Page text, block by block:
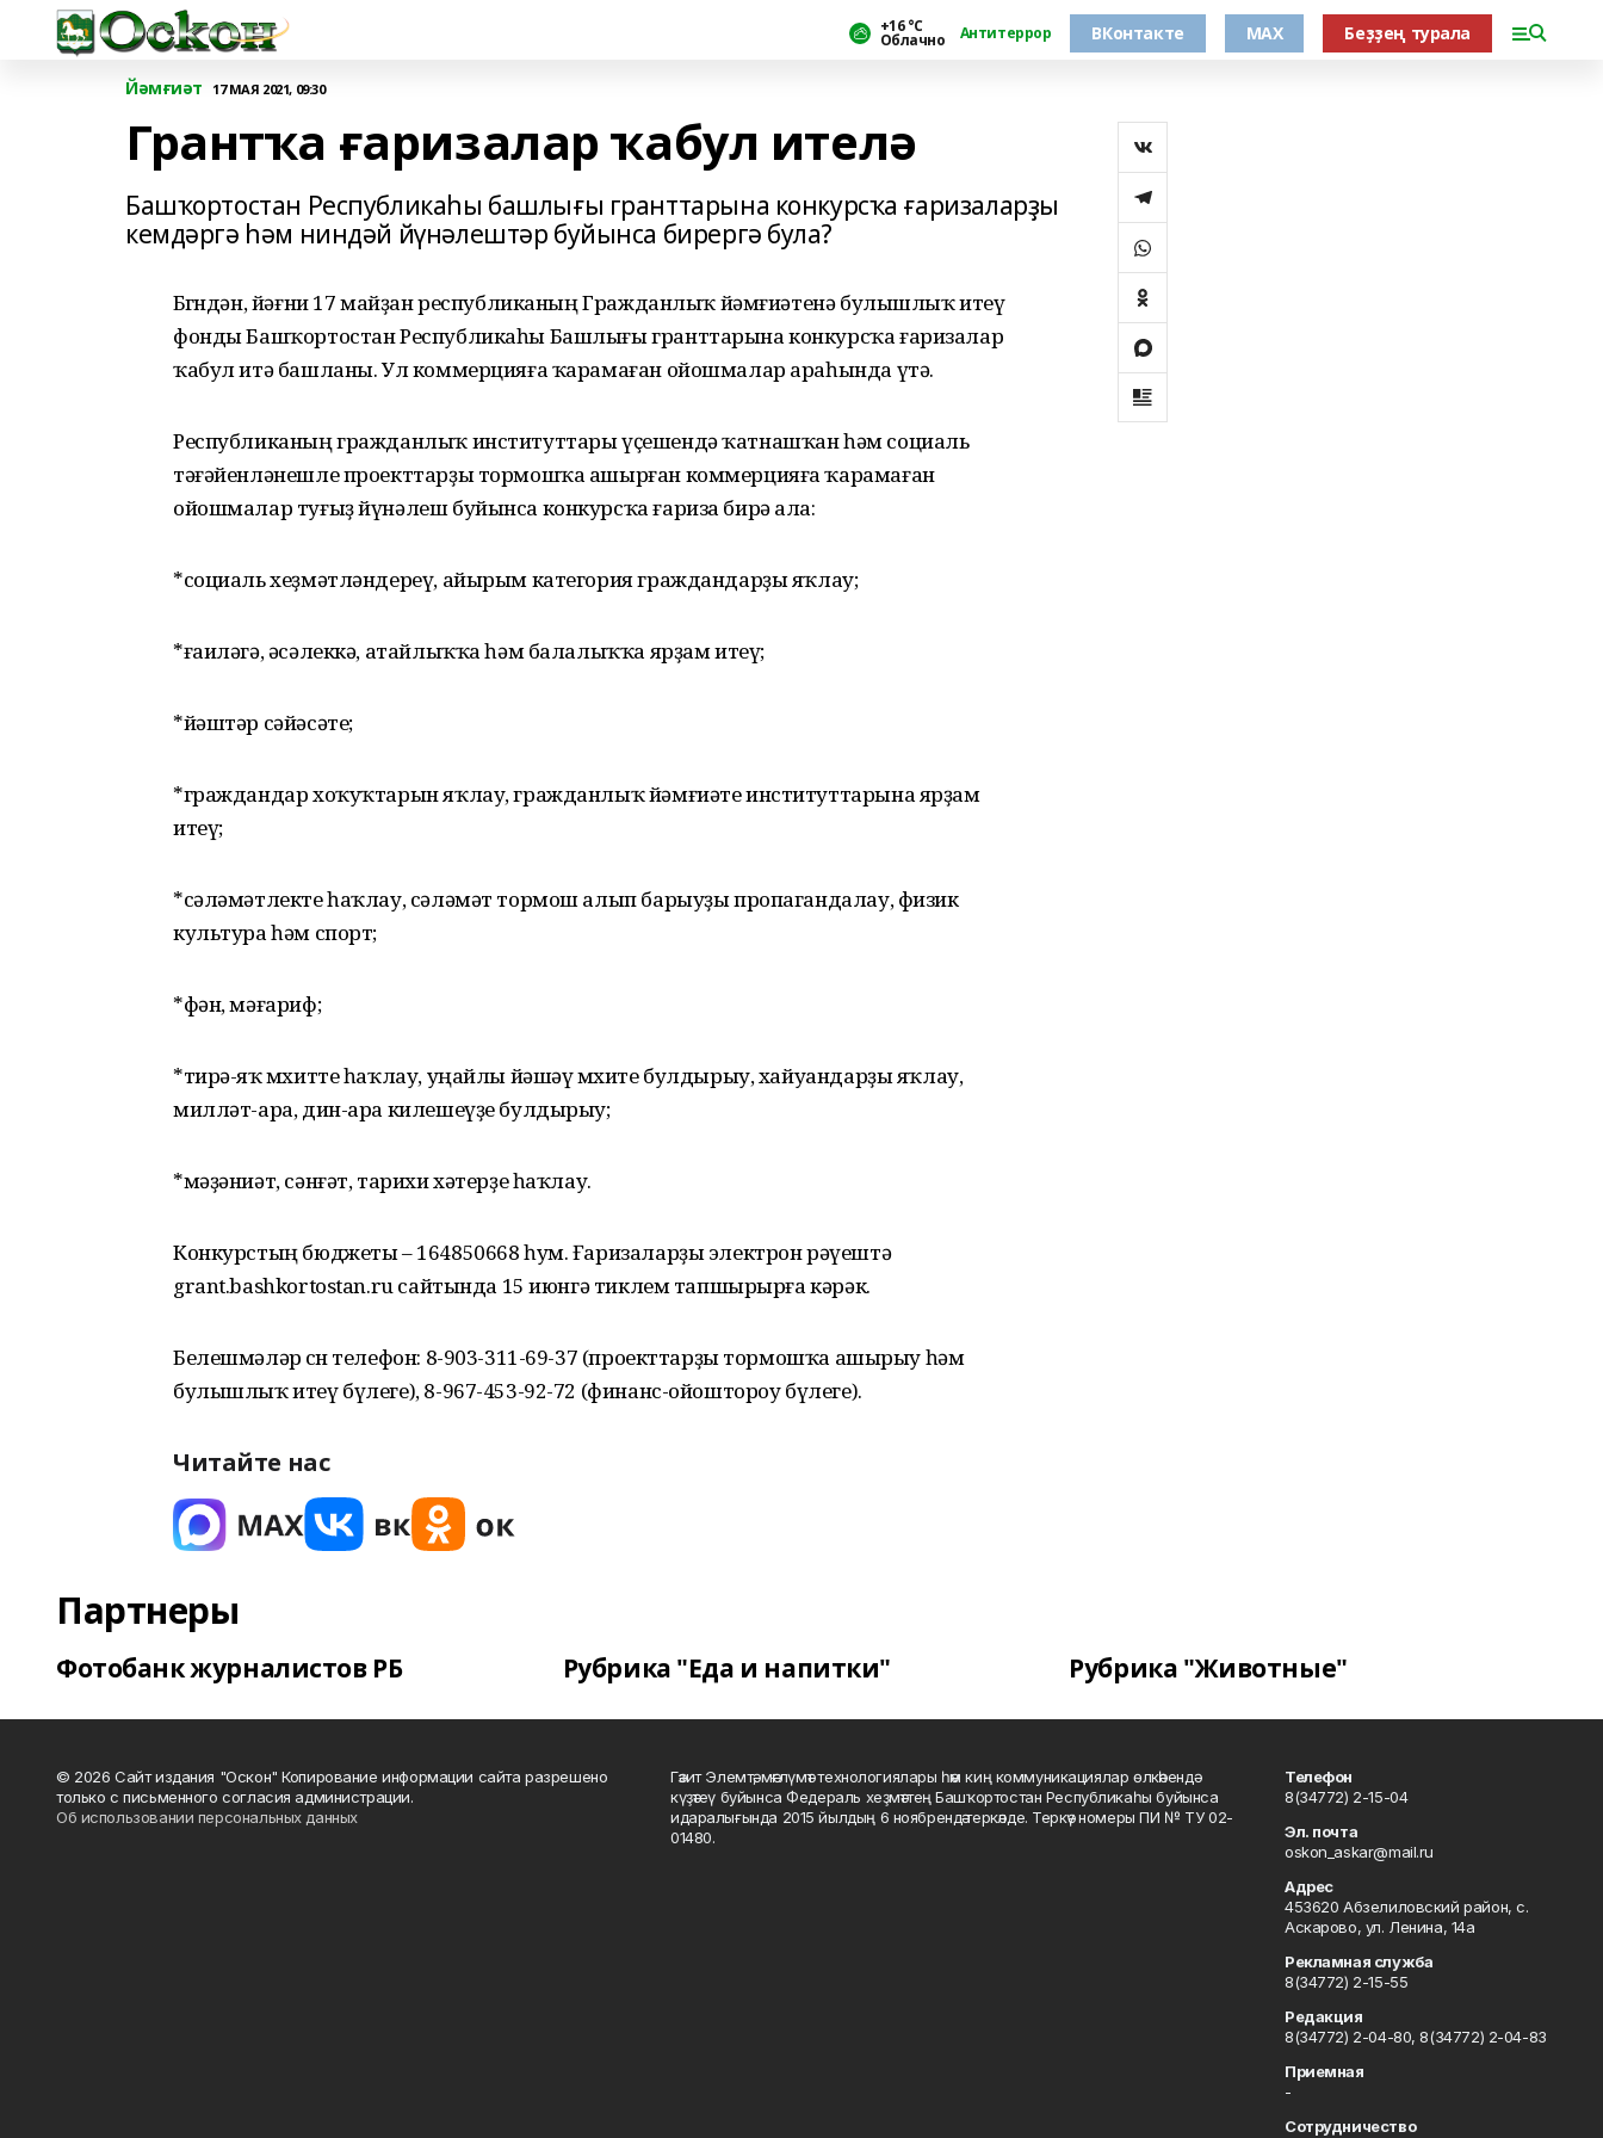
+16 °С
Облачно Антитеррор ВКонтакте MAX Беҙҙең турала
Йәмғиәт 17 МАЯ 2021, 09:30
Грантҡа ғаризалар ҡабул ителә
Башҡортостан Республикаһы башлығы гранттарына конкурсҡа ғаризаларҙы
кемдәргә һәм ниндәй йүнәлештәр буйынса бирергә була?
Бөгөндән, йәғни 17 майҙан республиканың Гражданлыҡ йәмғиәтенә булышлыҡ итеү
фонды Башҡортостан Республикаһы Башлығы гранттарына конкурсҡа ғаризалар
ҡабул итә башланы. Ул коммерцияға ҡарамаған ойошмалар араһында үтә.
Республиканың гражданлыҡ институттары үҫешендә ҡатнашҡан һәм социаль
тәғәйенләнешле проекттарҙы тормошҡа ашырған коммерцияға ҡарамаған
ойошмалар туғыҙ йүнәлеш буйынса конкурсҡа ғариза бирә ала:
*социаль хеҙмәтләндереү, айырым категория граждандарҙы яҡлау;
*ғаиләгә, әсәлеккә, атайлыҡҡа һәм балалыҡҡа ярҙам итеү;
*йәштәр сәйәсәте;
*граждандар хоҡуҡтарын яҡлау, гражданлыҡ йәмғиәте институттарына ярҙам
итеү;
*сәләмәтлекте һаҡлау, сәләмәт тормош алып барыуҙы пропагандалау, физик
культура һәм спорт;
*фән, мәғариф;
*тирә-яҡ мөхитте һаҡлау, уңайлы йәшәү мөхите булдырыу, хайуандарҙы яҡлау,
милләт-ара, дин-ара килешеүҙе булдырыу;
*мәҙәниәт, сәнғәт, тарихи хәтерҙе һаҡлау.
Конкурстың бюджеты – 164850668 һум. Ғаризаларҙы электрон рәүештә
grant.bashkortostan.ru сайтында 15 июнгә тиклем тапшырырға кәрәк.
Белешмәләр өсөн телефон: 8-903-311-69-37 (проекттарҙы тормошҡа ашырыу һәм
булышлыҡ итеү бүлеге), 8-967-453-92-72 (финанс-ойоштороу бүлеге).
Читайте нас
Партнеры
Фотобанк журналистов РБ Рубрика "Еда и напитки" Рубрика "Животные"
© 2026 Сайт издания "Оскон" Копирование информации сайта разрешено
только с письменного согласия администрации.
Об использовании персональных данных
Гәзит Элемтә, мәғлүмәт технологиялары һәм киң коммуникациялар өлкәһендә
күҙәтеү буйынса Федераль хеҙмәттең Башҡортостан Республикаһы буйынса
идаралығында 2015 йылдың 6 ноябрендә теркәлде. Теркәү номеры ПИ № ТУ 02-
01480.
Телефон
8(34772) 2-15-04
Эл. почта
oskon_askar@mail.ru
Адрес
453620 Абзелиловский район, с.
Аскарово, ул. Ленина, 14а
Рекламная служба
8(34772) 2-15-55
Редакция
8(34772) 2-04-80, 8(34772) 2-04-83
Приемная
-
Сотрудничество